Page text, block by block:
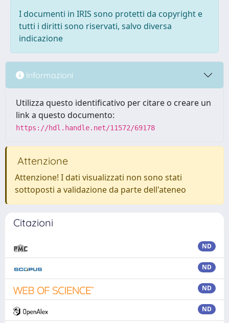
I documenti in IRIS sono protetti da copyright e
tutti i diritti sono riservati, salvo diversa
indicazione
Informazioni
Utilizza questo identificativo per citare o creare un
link a questo documento:
https://hdl.handle.net/11572/69178
Attenzione
Attenzione! I dati visualizzati non sono stati
sottoposti a validazione da parte dell'ateneo
Citazioni
ND
ND
ND
ND